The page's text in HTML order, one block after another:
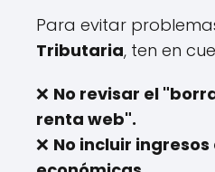
Para evitar
Tributaria, ten en
❌ No revisar el
renta web".
❌ No incluir